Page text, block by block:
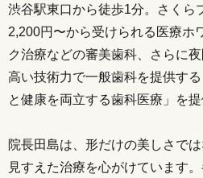
渋谷駅東口から徒歩1分。さくら
2,200円〜から受けられる医療ホ
ク治療などの審美歯科、さらに
高い技術力で一般歯科を提供す
と健康を両立する歯科医療」を提
院長田島は、形だけの美しさで
見すえた治療を心がけています